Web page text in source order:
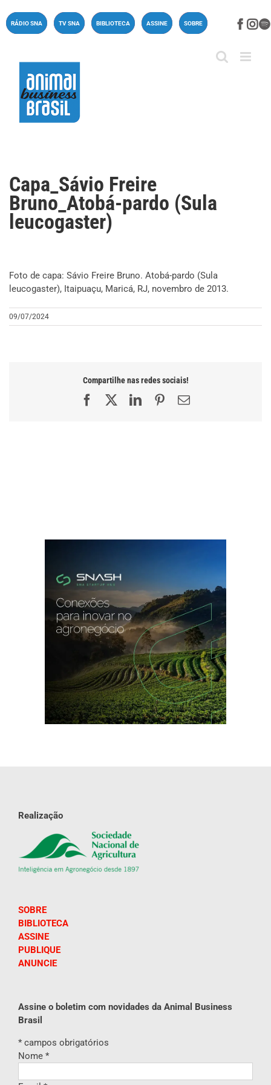
paraRÁDIO SNA TV SNA BIBLIOTECA ASSINE SOBRE
Capa_Sávio Freire
Bruno_Atobá-pardo (Sula
leucogaster)
Foto de capa: Sávio Freire Bruno. Atobá-pardo (Sula
leucogaster), Itaipuaçu, Maricá, RJ, novembro de 2013.
09/07/2024
Compartilhe nas redes sociais!
FacebookLinkedInPinterest
E-
Realização
SOBRE
BIBLIOTECA
ASSINE
PUBLIQUE
ANUNCIE
Assine o boletim com novidades da Animal Business
Brasil
* campos obrigatórios
Nome *